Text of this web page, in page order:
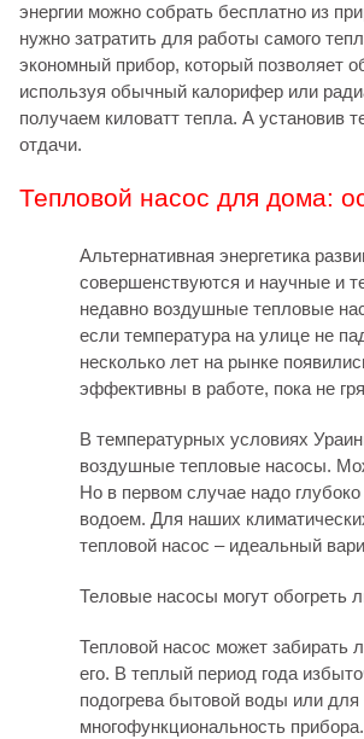
энергии можно собрать бесплатно из
нужно затратить для работы самого
экономный прибор, который позволяет
используя обычный калорифер или
получаем киловатт тепла. А установив
отдачи.
Тепловой насос для дома:
Альтернативная энергетика
совершенствуются и научные и
недавно воздушные тепловые
если температура на улице не
несколько лет на рынке
эффективны в работе, пока не
В температурных условиях
воздушные тепловые насосы.
Но в первом случае надо
водоем. Для наших
тепловой насос – идеальный
Теловые насосы могут обогреть
Тепловой насос может забирать
его. В теплый период года
подогрева бытовой воды или для
многофункциональность прибора.